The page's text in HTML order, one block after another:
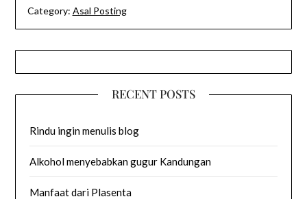
Category: Asal Posting
RECENT POSTS
Rindu ingin menulis blog
Alkohol menyebabkan gugur Kandungan
Manfaat dari Plasenta